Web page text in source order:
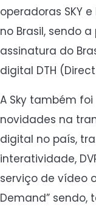
operadoras SKY
no Brasil, sendo
assinatura do
digital DTH
A Sky também
novidades na
digital no país,
interatividade,
serviço de vídeo
Demand”